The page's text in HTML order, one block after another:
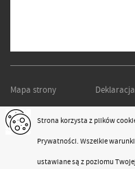
Mapa strony
PODKARPACKI ZARZĄD DRÓG
Projekt i realizacja:
Strona korzysta z plików
Prywatności. Wszelkie
ustawiane są z poziomu